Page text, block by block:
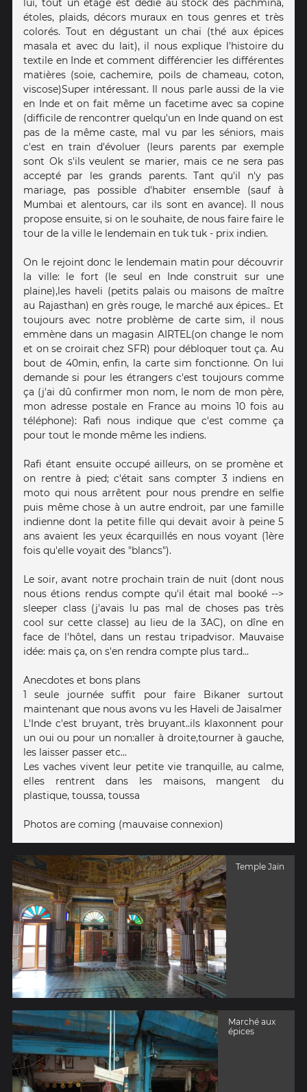
lui, tout un étage est dédié au stock des pachmina,
étoles, plaids, décors muraux en tous genres et très
colorés. Tout en dégustant un chaï (thé aux épices
masala et avec du lait), il nous explique l'histoire du
textile en Inde et comment différencier les différentes
matières (soie, cachemire, poils de chameau, coton,
viscose)Super intéressant. Il nous parle aussi de la vie
en Inde et on fait même un facetime avec sa copine
(difficile de rencontrer quelqu'un en Inde quand on est
pas de la même caste, mal vu par les séniors, mais
c'est en train d'évoluer (leurs parents par exemple
sont Ok s'ils veulent se marier, mais ce ne sera pas
accepté par les grands parents. Tant qu'il n'y pas
mariage, pas possible d'habiter ensemble (sauf à
Mumbai et alentours, car ils sont en avance). Il nous
propose ensuite, si on le souhaite, de nous faire faire le
tour de la ville le lendemain en tuk tuk - prix indien.
On le rejoint donc le lendemain matin pour découvrir
la ville: le fort (le seul en Inde construit sur une
plaine),les haveli (petits palais ou maisons de maître
au Rajasthan) en grès rouge, le marché aux épices.. Et
toujours avec notre problème de carte sim, il nous
emmène dans un magasin AIRTEL(on change le nom
et on se croirait chez SFR) pour débloquer tout ça. Au
bout de 40min, enfin, la carte sim fonctionne. On lui
demande si pour les étrangers c'est toujours comme
ça (j'ai dû confirmer mon nom, le nom de mon père,
mon adresse postale en France au moins 10 fois au
téléphone): Rafi nous indique que c'est comme ça
pour tout le monde même les indiens.
Rafi étant ensuite occupé ailleurs, on se promène et
on rentre à pied; c'était sans compter 3 indiens en
moto qui nous arrêtent pour nous prendre en selfie
puis même chose à un autre endroit, par une famille
indienne dont la petite fille qui devait avoir à peine 5
ans avaient les yeux écarquillés en nous voyant (1ère
fois qu'elle voyait des "blancs").
Le soir, avant notre prochain train de nuit (dont nous
nous étions rendus compte qu'il était mal booké -->
sleeper class (j'avais lu pas mal de choses pas très
cool sur cette classe) au lieu de la 3AC), on dîne en
face de l'hôtel, dans un restau tripadvisor. Mauvaise
idée: mais ça, on s'en rendra compte plus tard...
Anecdotes et bons plans
1 seule journée suffit pour faire Bikaner surtout
maintenant que nous avons vu les Haveli de Jaisalmer
L'Inde c'est bruyant, très bruyant..ils klaxonnent pour
un oui ou pour un non:aller à droite,tourner à gauche,
les laisser passer etc...
Les vaches vivent leur petite vie tranquille, au calme,
elles rentrent dans les maisons, mangent du
plastique, toussa, toussa
Photos are coming (mauvaise connexion)
Temple Jaïn
Marché aux
épices